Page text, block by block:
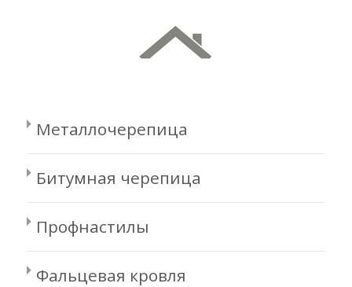
Металлочерепица
Битумная черепица
Профнастилы
Фальцевая кровля